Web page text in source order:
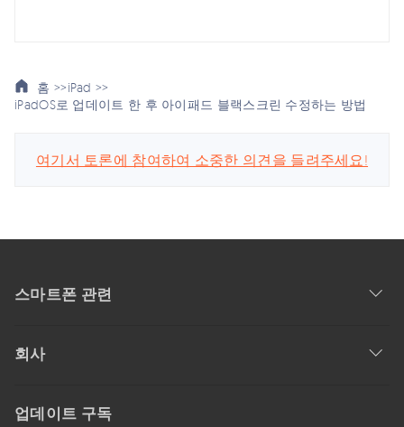
홈 >>iPad >>
iPadOS로 업데이트 한 후 아이패드 블랙스크린 수정하는 방법
여기서 토론에 참여하여 소중한 의견을 들려주세요!
스마트폰 관련
회사
업데이트 구독